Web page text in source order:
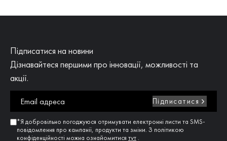
Підписатися на новини
Дізнавайтеся першими про інновації, можливості та
акції.
Підписатися
*Я добровільно погоджуюся отримувати електронні листи та SMS-
повідомлення про кампанії, продукти та зміни. З політикою
конфіденційності можна ознайомитися тут .